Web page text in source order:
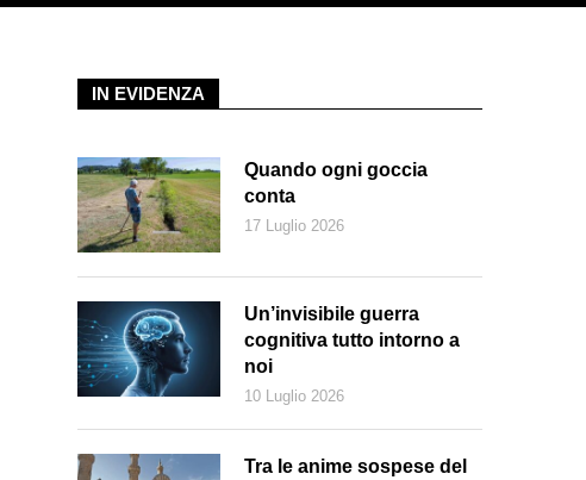
IN EVIDENZA
Quando ogni goccia
conta
17 Luglio 2026
Un’invisibile guerra
cognitiva tutto intorno a
noi
10 Luglio 2026
Tra le anime sospese del